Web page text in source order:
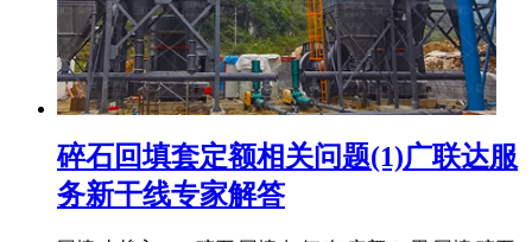
碎石回填套定额相关问题(1)广联达服
务新干线专家解答